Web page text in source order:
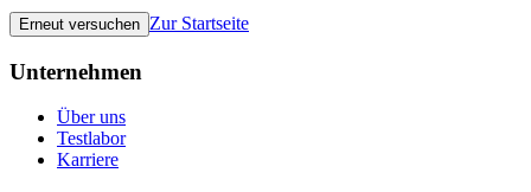
Erneut versuchen Zur Startseite
Unternehmen
Über uns
Testlabor
Karriere